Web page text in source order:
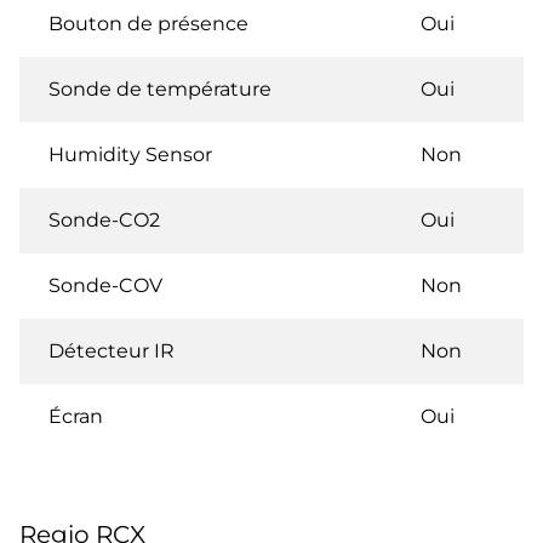
Bouton de présence Oui
Sonde de température Oui
Humidity Sensor Non
Sonde-CO2 Oui
Sonde-COV Non
Détecteur IR Non
Écran Oui
Regio RCX